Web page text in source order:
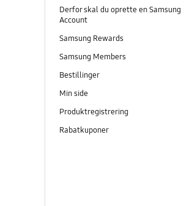
Derfor skal du oprette en Samsung
Account
Samsung Rewards
Samsung Members
Bestillinger
Min side
Produktregistrering
Rabatkuponer